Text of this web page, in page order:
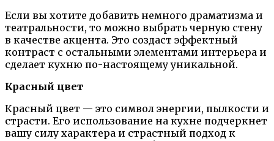
Если вы хотите добавить немного драматизма и
театральности, то можно выбрать черную стену
в качестве акцента. Это создаст эффектный
контраст с остальными элементами интерьера и
сделает кухню по-настоящему уникальной.
Красный цвет
Красный цвет — это символ энергии, пылкости и
страсти. Его использование на кухне подчеркнет
вашу силу характера и страстный подход к